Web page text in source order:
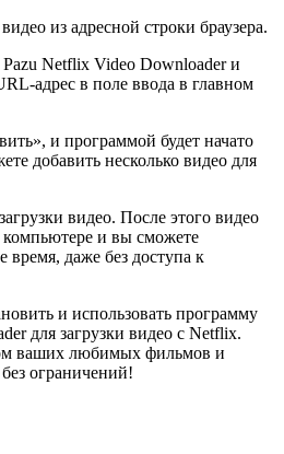
из адресной строки браузера.
Netflix Video Downloader и
адрес в поле ввода в главном
и программой будет начато
добавить несколько видео для
видео. После этого видео
компьютере и вы сможете
время, даже без доступа к
и использовать программу
для загрузки видео с Netflix.
ваших любимых фильмов и
ограничений!